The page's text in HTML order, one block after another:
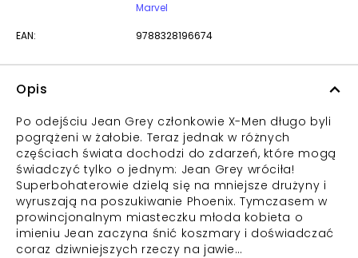
Marvel
EAN: 9788328196674
Opis
Po odejściu Jean Grey członkowie X-Men długo byli
pogrążeni w żałobie. Teraz jednak w różnych
częściach świata dochodzi do zdarzeń, które mogą
świadczyć tylko o jednym: Jean Grey wróciła!
Superbohaterowie dzielą się na mniejsze drużyny i
wyruszają na poszukiwanie Phoenix. Tymczasem w
prowincjonalnym miasteczku młoda kobieta o
imieniu Jean zaczyna śnić koszmary i doświadczać
coraz dziwniejszych rzeczy na jawie…